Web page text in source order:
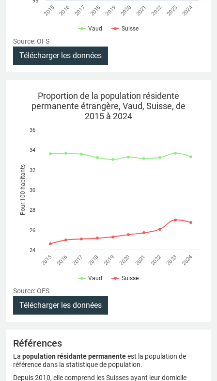
Vaud Suisse
2015 2016 2017 2018 2019 2020 2021 2022 2023 2024
Source: OFS
Télécharger les données
Pour 100 habitants
Proportion de la population résidente
permanente étrangère, Vaud, Suisse, de
2015 à 2024
Vaud Suisse
2015 2016 2017 2018 2019 2020 2021 2022 2023 2024
24
26
28
30
32
34
36
Source: OFS
Télécharger les données
Références
La population résidante permanenteest la population de
référence dans la statistique de population.
Depuis 2010, elle comprend les Suisses ayant leur domicile